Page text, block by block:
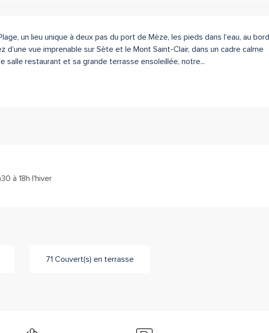
un lieu unique à deux pas du port de Mèze, les pieds dans l’eau, au bord
d’une vue imprenable sur Sète et le Mont Saint-Clair, dans un cadre calme
salle restaurant et sa grande terrasse ensoleillée, notre...
à 18h l'hiver
71 Couvert(s) en terrasse